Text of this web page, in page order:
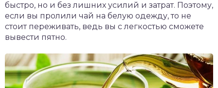
быстро, но и без лишних усилий и затрат. Поэтому,
если вы пролили чай на белую одежду, то не
стоит переживать, ведь вы с легкостью сможете
вывести пятно.